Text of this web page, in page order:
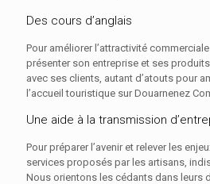
Des cours d’anglais
Pour améliorer l’attractivité
présenter son entreprise et ses
avec ses clients, autant d’atouts pour
l’accueil touristique sur Douarnenez
Une aide à la transmission
Pour préparer l’avenir et relever les
services proposés par les artisans,
Nous orientons les cédants dans leurs